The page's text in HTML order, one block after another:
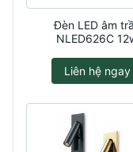
Đèn LED âm
NLED626C
Liên hệ ngay